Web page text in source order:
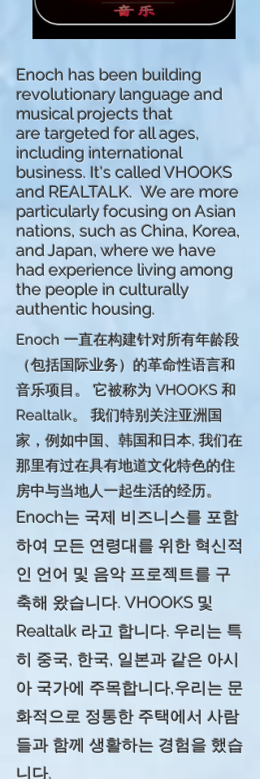
Enoch has been building
revolutionary language and
musical projects that
aretargeted for all ages,
including international
business. It's called VHOOKS
and REALTALK. We are more
particularly focusing on Asian
nations, such as China, Korea,
and Japan, where we have
had experience living among
the people in culturally
authentic housing.
Enoch 一直在构建针对所有年龄段
（包括国际业务）的革命性语言和
音乐项目。 它被称为 VHOOKS 和
Realtalk。 我们特别关注亚洲国
家，例如中国、韩国和日本, 我们在
那里有过在具有地道文化特色的住
房中与当地人一起生活的经历。
Enoch는 국제 비즈니스를 포함
하여 모든 연령대를 위한 혁신적
인 언어 및 음악 프로젝트를 구
축해 왔습니다. VHOOKS 및
Realtalk 라고 합니다. 우리는 특
히 중국, 한국, 일본과 같은 아시
아 국가에 주목합니다,우리는 문
화적으로 정통한 주택에서 사람
들과 함께 생활하는 경험을 했습
니다.